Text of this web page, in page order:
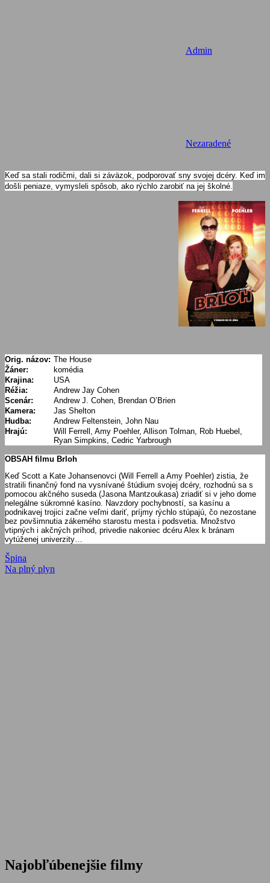
Admin
Nezaradené
Keď sa stali rodičmi, dali si záväzok, podporovať sny svojej dcéry. Keď im
došli peniaze, vymysleli spôsob, ako rýchlo zarobiť na jej školné.
Orig. názov: The House
Žáner:
komédia
Krajina:
USA
Réžia:
Andrew Jay Cohen
Scenár:
Andrew J. Cohen, Brendan O’Brien
Kamera:
Jas Shelton
Hudba:
Andrew Feltenstein, John Nau
Hrajú:
Will Ferrell, Amy Poehler, Allison Tolman, Rob Huebel,
Ryan Simpkins, Cedric Yarbrough
OBSAH filmu Brloh
Keď Scott a Kate Johansenovci (Will Ferrell a Amy Poehler) zistia, že
stratili finančný fond na vysnívané štúdium svojej dcéry, rozhodnú sa s
pomocou akčného suseda (Jasona Mantzoukasa) zriadiť si v jeho dome
nelegálne súkromné kasíno. Navzdory pochybností, sa kasínu a
podnikavej trojici začne veľmi dariť, príjmy rýchlo stúpajú, čo nezostane
bez povšimnutia zákerného starostu mesta i podsvetia. Množstvo
vtipných i akčných príhod, privedie nakoniec dcéru Alex k bránam
vytúženej univerzity…
Navigácia
v
Previous
Post:
Špina
Next
Na plný plyn
Najobľúbenejšie filmy